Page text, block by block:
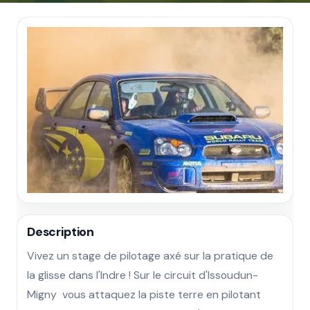
Description
Vivez un stage de pilotage axé sur la pratique de
la glisse dans l'Indre ! Sur le circuit d'Issoudun-
Migny  vous attaquez la piste terre en pilotant